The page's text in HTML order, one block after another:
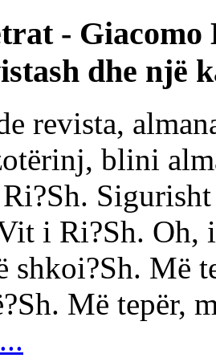
-
dhe një
revista,
blini
i Ri?Sh. Oh,
shkoi?Sh. Më
Më tepër,